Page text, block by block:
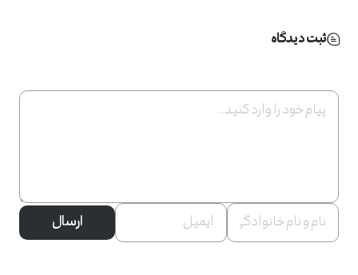
ثبت دیدگاه
ارسال